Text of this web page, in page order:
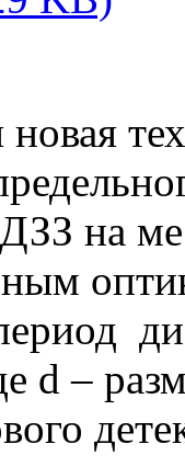
новая
на
d –